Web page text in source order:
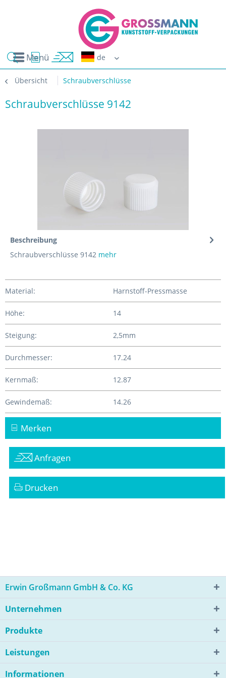
Menü
Übersicht Schraubverschlüsse
Schraubverschlüsse 9142
Beschreibung
Schraubverschlüsse 9142 mehr
Material: Harnstoff-Pressmasse
Höhe: 14
Steigung: 2,5mm
Durchmesser: 17.24
Kernmaß: 12.87
Gewindemaß: 14.26
Merken
Anfragen
Drucken
Erwin Großmann GmbH & Co. KG
Unternehmen
Produkte
Leistungen
Informationen